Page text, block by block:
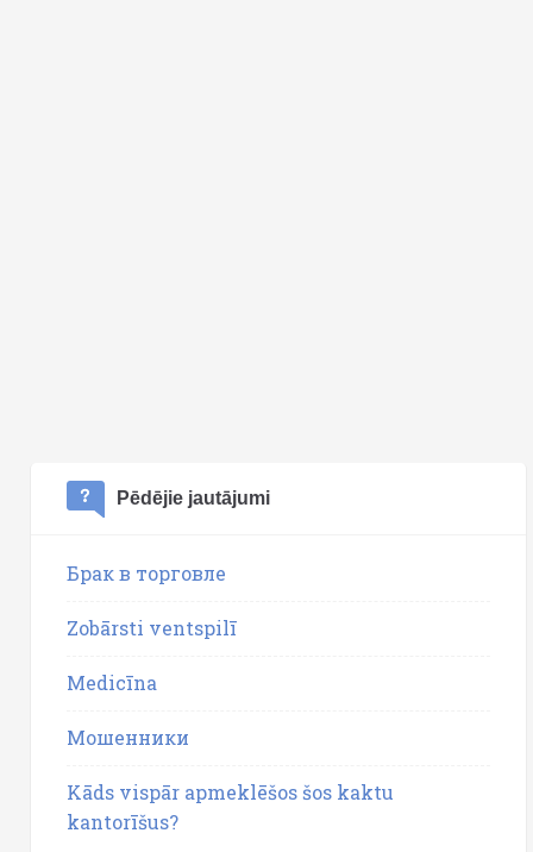
Pēdējie jautājumi
Брак в торговле
Zobārsti ventspilī
Medicīna
Мошенники
Kāds vispār apmeklēšos šos kaktu
kantorīšus?